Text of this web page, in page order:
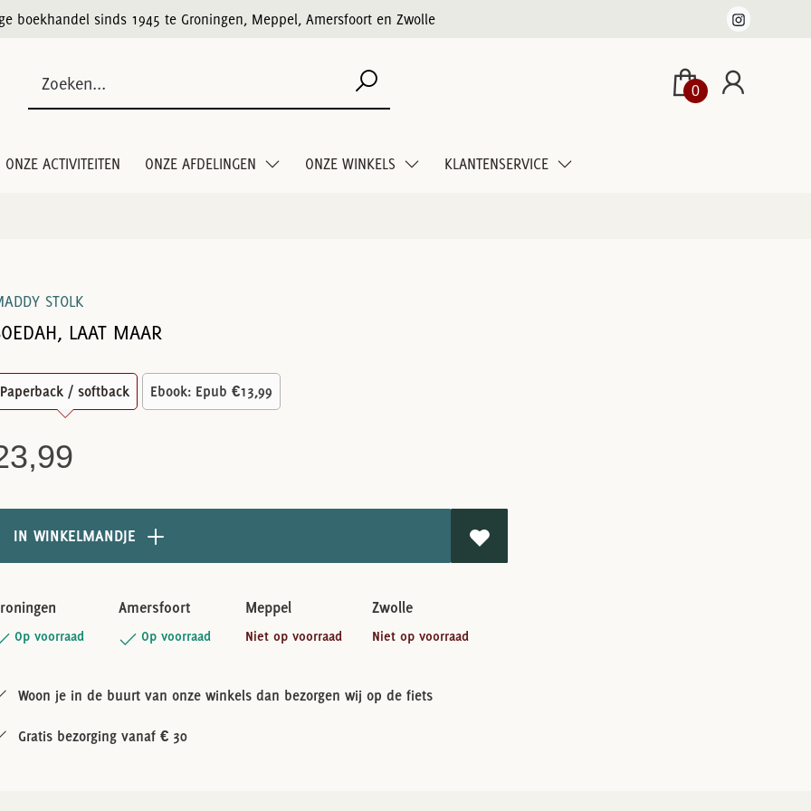
boekhandel sinds 1945 te Groningen, Meppel, Amersfoort en Zwolle
0
ONZE ACTIVITEITEN ONZE AFDELINGEN ONZE WINKELS KLANTENSERVICE
STOLK
LAAT MAAR
Paperback / softback Ebook: Epub €13,99
IN WINKELMANDJE
Op voorraad
Amersfoort
Op voorraad
Meppel
Niet op voorraad
Zwolle
Niet op voorraad
Woon je in de buurt van onze winkels dan bezorgen wij op de fiets
Gratis bezorging vanaf € 30